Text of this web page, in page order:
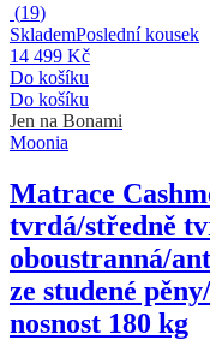
(19)
SklademPoslední kousek
14 499 Kč
Do košíku
Do košíku
Jen na Bonami
Moonia
Matrace
tvrdá/středně
oboustranná/
ze studené
nosnost 180 kg